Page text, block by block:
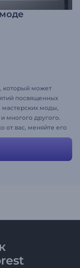
который может
посвященных
моды,
многого другого.
от вас, меняйте его
качестве основы,
удалять или